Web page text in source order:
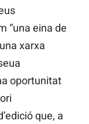
“una eina de
xarxa
oportunitat
que, a